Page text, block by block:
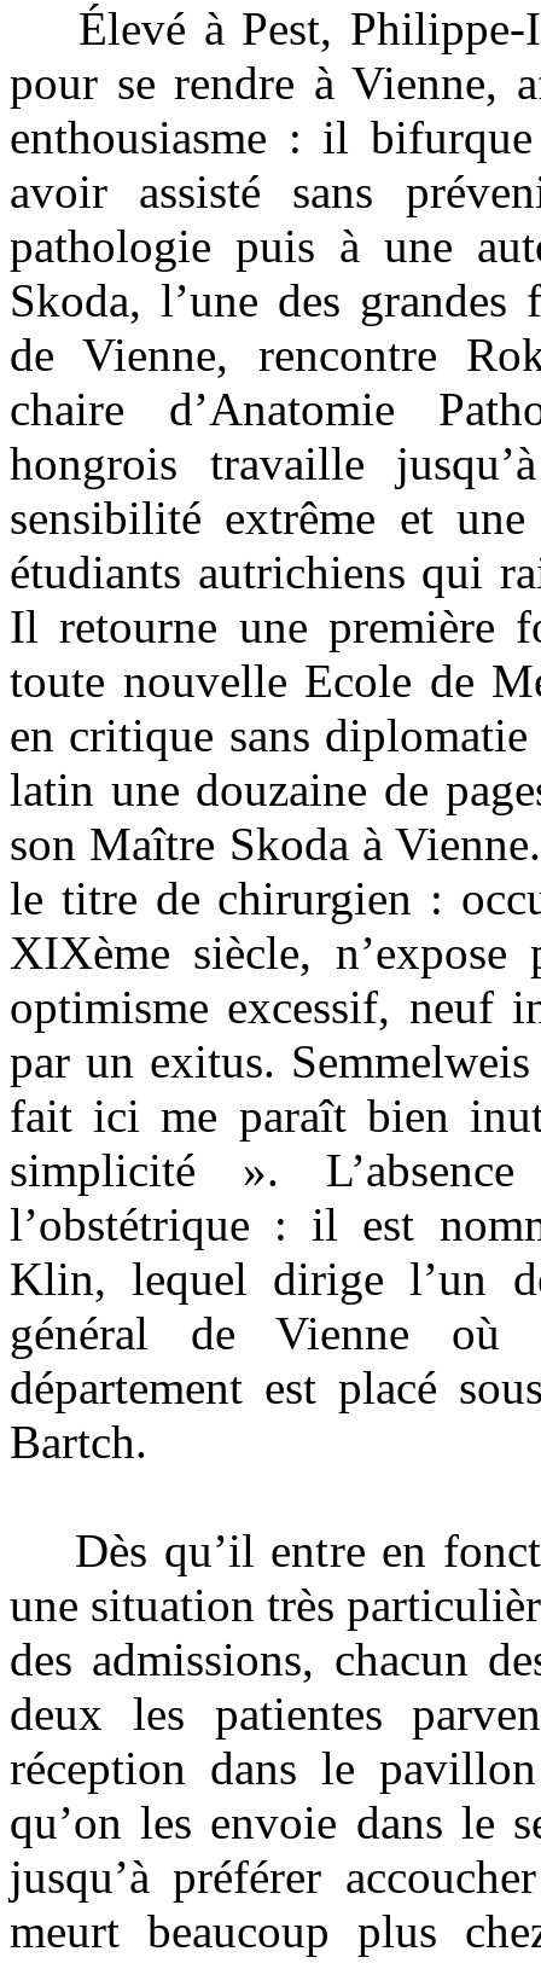
Élevé à Pest, Philippe-
pour se rendre à Vienne,
enthousiasme : il
avoir assisté sans
pathologie puis à une
Skoda, l’une des
de Vienne, rencontre
chaire d’Anatomie
hongrois travaille
sensibilité extrême et
étudiants autrichiens qui
Il retourne une première
toute nouvelle Ecole de
en critique sans
latin une douzaine de
son Maître Skoda à
le titre de chirurgien :
XIXème siècle,
optimisme excessif, neuf
par un exitus.
fait ici me paraît bien
simplicité ».
l’obstétrique : il est
Klin, lequel dirige l’un
général de Vienne où
département est placé
Bartch.
Dès qu’il entre en
une situation très
des admissions, chacun
deux les patientes
réception dans le
qu’on les envoie dans le
jusqu’à préférer
meurt beaucoup plus